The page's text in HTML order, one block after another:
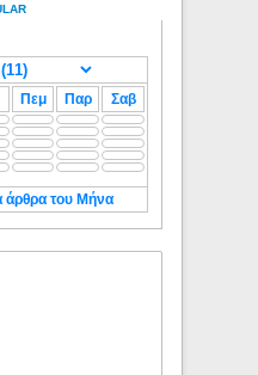
Πεμ Παρ Σαβ
άρθρα του Μήνα